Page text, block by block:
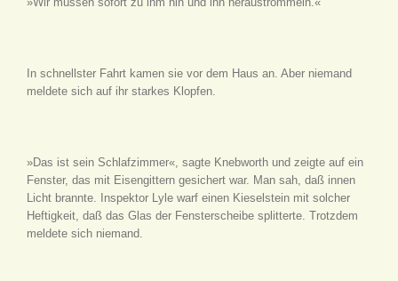
In schnellster Fahrt kamen sie vor dem Haus an. Aber niemand
meldete sich auf ihr starkes Klopfen.
»Das ist sein Schlafzimmer«, sagte Knebworth und zeigte auf ein
Fenster, das mit Eisengittern gesichert war. Man sah, daß innen
Licht brannte. Inspektor Lyle warf einen Kieselstein mit solcher
Heftigkeit, daß das Glas der Fensterscheibe splitterte. Trotzdem
meldete sich niemand.